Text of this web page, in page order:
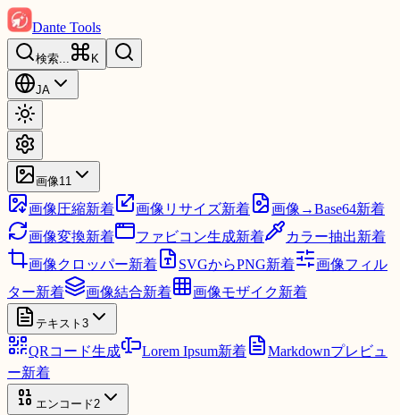
Dante Tools
検索... K
JA
画像11
画像圧縮新着 画像リサイズ新着 画像→Base64新着
画像変換新着 ファビコン生成新着 カラー抽出新着
画像クロッパー新着 SVGからPNG新着
画像フィル
ター新着 画像結合新着 画像モザイク新着
テキスト 3
QRコード生成 Lorem Ipsum新着
Markdownプレビュ
ー新着
エンコード2